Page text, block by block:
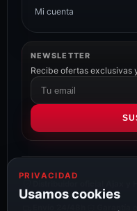
Mi cuenta
NEWSLETTER
Recibe ofertas exclusivas
Correo
electrónico
PRIVACIDAD
Usamos cookies